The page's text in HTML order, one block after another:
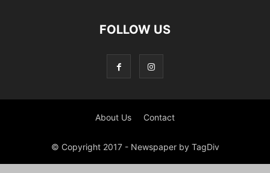
FOLLOW US
About Us Contact
© Copyright 2017 - Newspaper by TagDiv